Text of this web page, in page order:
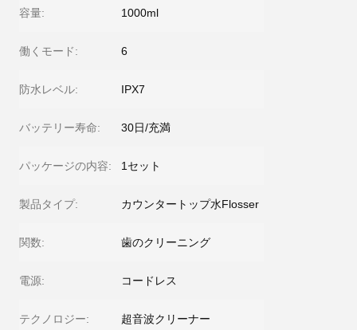
容量: 1000ml
働くモード: 6
防水レベル: IPX7
バッテリー寿命: 30日/充満
パッケージの内容: 1セット
製品タイプ: カウンタートップ水Flosser
関数: 歯のクリーニング
電源: コードレス
テクノロジー: 超音波クリーナー